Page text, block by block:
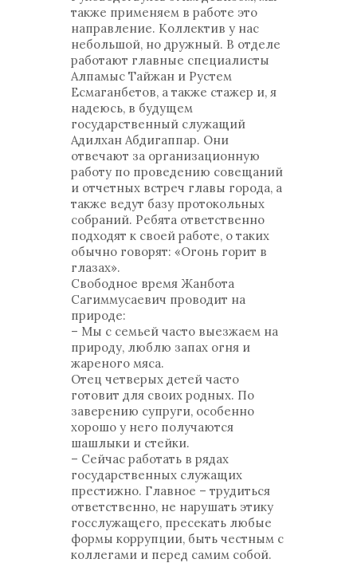
также применяем в работе это
направление. Коллектив у нас
небольшой, но дружный. В отделе
работают главные специалисты
Алпамыс Тайжан и Рустем
Есмаганбетов, а также стажер и, я
надеюсь, в будущем
государственный служащий
Адилхан Абдигаппар. Они
отвечают за организационную
работу по проведению совещаний
и отчетных встреч главы города, а
также ведут базу протокольных
собраний. Ребята ответственно
подходят к своей работе, о таких
обычно говорят: «Огонь горит в
глазах».
Свободное время Жанбота
Сагиммусаевич проводит на
природе:
– Мы с семьей часто выезжаем на
природу, люблю запах огня и
жареного мяса.
Отец четверых детей часто
готовит для своих родных. По
заверению супруги, особенно
хорошо у него получаются
шашлыки и стейки.
– Сейчас работать в рядах
государственных служащих
престижно. Главное – трудиться
ответственно, не нарушать этику
госслужащего, пресекать любые
формы коррупции, быть честным с
коллегами и перед самим собой.